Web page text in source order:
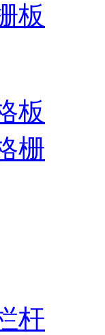
板
板
栅
杆